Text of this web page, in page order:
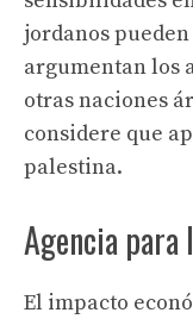
jordanos
argumentan los
otras naciones
considere que
palestina.
Agencia
El impacto